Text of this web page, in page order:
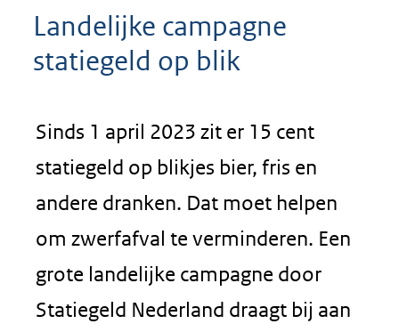
Landelijke campagne
statiegeld op blik
Sinds 1 april 2023 zit er 15 cent
statiegeld op blikjes bier, fris en
andere dranken. Dat moet helpen
om zwerfafval te verminderen. Een
grote landelijke campagne door
Statiegeld Nederland draagt bij aan